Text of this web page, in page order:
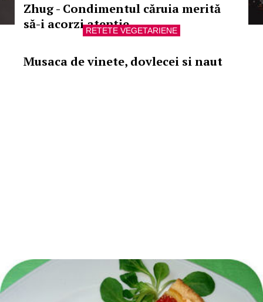
Zhug - Condimentul căruia merită
să-i acorzi atențieRETETE VEGETARIENE
Musaca de vinete, dovlecei si naut